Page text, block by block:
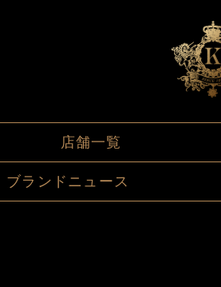
店舗一覧
ブランドニュース